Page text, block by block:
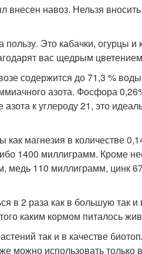
внесен навоз. Нельзя
Это кабачки, огурцы
вас щедрым
содержится до 71,3 %
азота. Фосфора
к углероду 21, это
магнезия в количестве
1400 миллиграмм. Кроме
медь 110 миллиграмм, цинк
в 2 раза как в большую так
каким кормом питалось
так и в качестве
можно использовать только